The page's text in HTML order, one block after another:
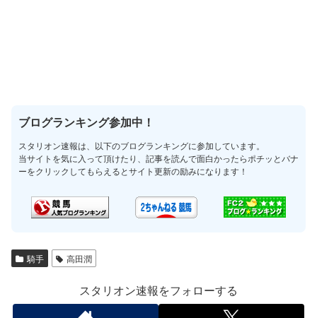
ブログランキング参加中！
スタリオン速報は、以下のブログランキングに参加しています。
当サイトを気に入って頂けたり、記事を読んで面白かったらポチッとバナ
ーをクリックしてもらえるとサイト更新の励みになります！
騎手 高田潤
スタリオン速報をフォローする